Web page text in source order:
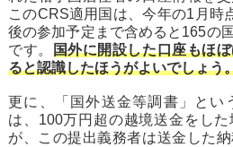
このCRS適用国は、今年の1月時
後の参加予定まで含めると165の
です。 国外に開設した口座もほ
ると認識したほうがよいでしょう
更に、「国外送金等調書」とい
は、100万円超の越境送金をし
が、この提出義務者は送金した